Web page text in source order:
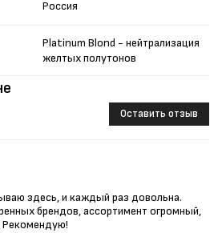
Оставить отзыв
здесь, и каждый раз довольна.
брендов, ассортимент огромный,
Рекомендую!
Россия
Platinum Blond - нейтрализация
желтых полутонов